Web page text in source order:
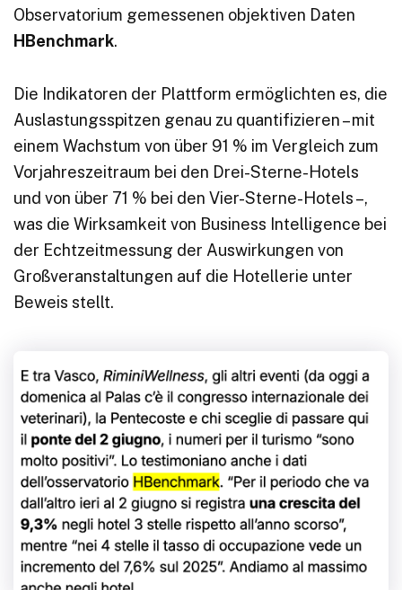
Observatorium gemessenen objektiven Daten
HBenchmark.
Die Indikatoren der Plattform ermöglichten es, die
Auslastungsspitzen genau zu quantifizieren – mit
einem Wachstum von über 91 % im Vergleich zum
Vorjahreszeitraum bei den Drei-Sterne-Hotels
und von über 71 % bei den Vier-Sterne-Hotels –,
was die Wirksamkeit von Business Intelligence bei
der Echtzeitmessung der Auswirkungen von
Großveranstaltungen auf die Hotellerie unter
Beweis stellt.